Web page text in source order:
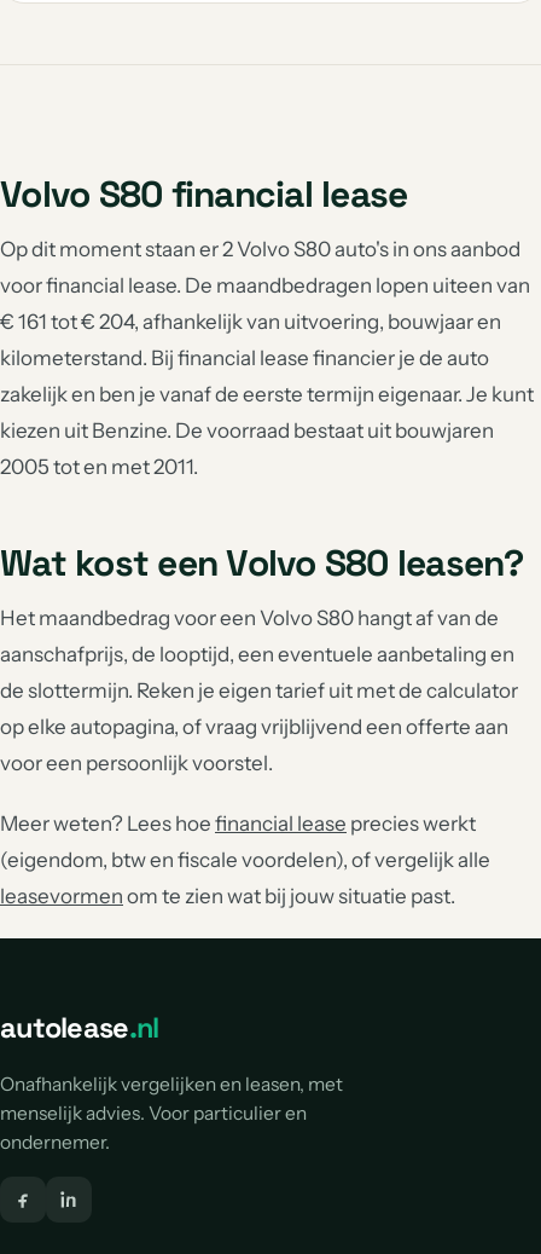
Volvo S80 financial lease
Op dit moment staan er 2 Volvo S80 auto's in ons aanbod
voor financial lease. De maandbedragen lopen uiteen van
€ 161 tot € 204, afhankelijk van uitvoering, bouwjaar en
kilometerstand. Bij financial lease financier je de auto
zakelijk en ben je vanaf de eerste termijn eigenaar. Je kunt
kiezen uit Benzine. De voorraad bestaat uit bouwjaren
2005 tot en met 2011.
Wat kost een Volvo S80 leasen?
Het maandbedrag voor een Volvo S80 hangt af van de
aanschafprijs, de looptijd, een eventuele aanbetaling en
de slottermijn. Reken je eigen tarief uit met de calculator
op elke autopagina, of vraag vrijblijvend een offerte aan
voor een persoonlijk voorstel.
Meer weten? Lees hoe financial lease precies werkt
(eigendom, btw en fiscale voordelen), of vergelijk alle
leasevormen om te zien wat bij jouw situatie past.
autolease.nl
Onafhankelijk vergelijken en leasen, met
menselijk advies. Voor particulier en
ondernemer.